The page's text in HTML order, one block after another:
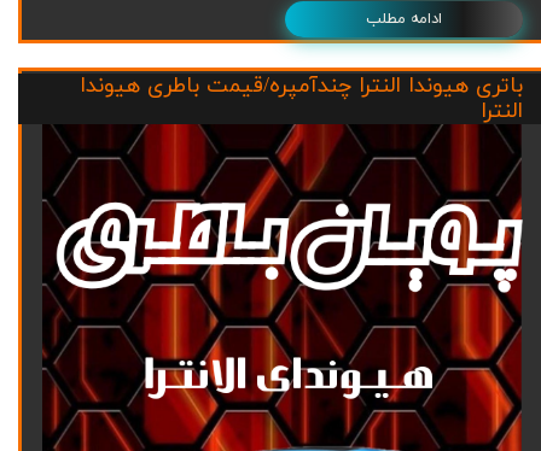
ادامه مطلب
باتری هیوندا النترا چندآمپره/قیمت باطری هیوندا
النترا